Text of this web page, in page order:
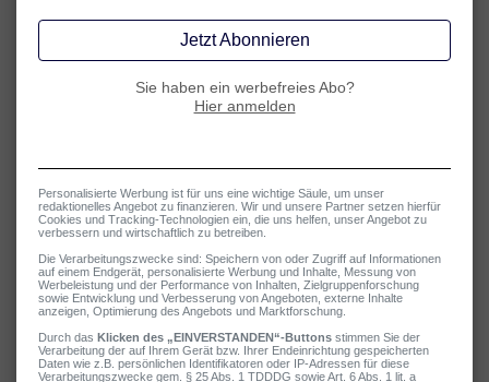
Neurodermitis am Auge (Augenlid)
Neurodermitis in der Armbeuge
Neurodermitis an den Beinen
Symptome bei Neurodermitis